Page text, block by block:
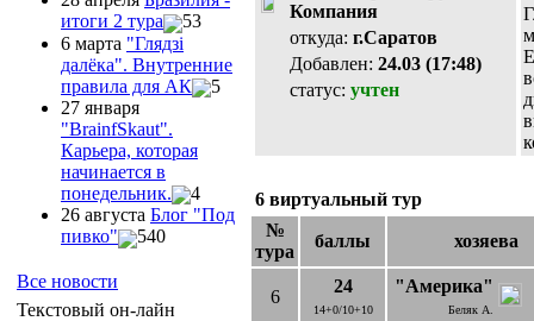
итоги 2 тура
53
6 марта "Глядзi
далёка". Внутренние
правила для АК
5
27 января
"ВrainfSkaut".
Карьера, которая
начинается в
понедельник.
4
26 августа Блог "Под
пивко"
540
Все новости
Текстовый он-лайн
Компания
откуда: г.Саратов
Добавлен: 24.03 (17:48)
статус: учтен
6 виртуальный тур
№
тура
баллы хозяева
6
24
14+0/10+10
"Америка"
Беляк А.